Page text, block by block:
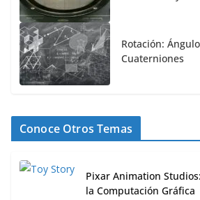
Rotación:
Cuaterniones
Conoce Otros Temas
Pixar Animation
la Computación Gráfica